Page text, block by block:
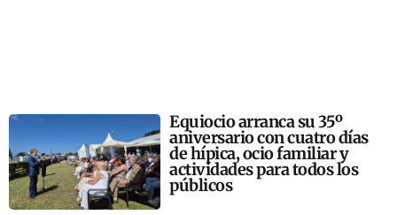
Equiocio arranca su 35º
aniversario con cuatro días
de hípica, ocio familiar y
actividades para todos los
públicos